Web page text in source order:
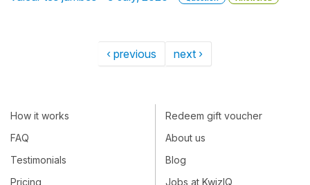
‹ previous next ›
How it works
FAQ
Testimonials
Pricing
Redeem gift voucher
About us
Blog
Jobs at KwizIQ